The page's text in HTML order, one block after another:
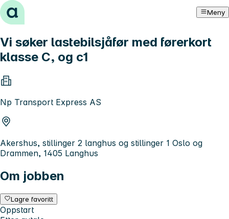
Hopp til innhold Meny
Vi søker lastebilsjåfør med førerkort
klasse C, og c1
Np Transport Express AS
Akershus, stillinger 2 langhus og stillinger 1 Oslo og
Drammen, 1405 Langhus
Om jobben
Lagre favoritt
Oppstart